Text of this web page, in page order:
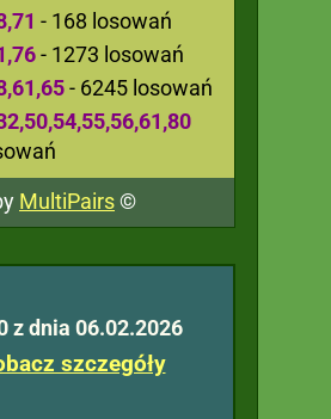
- 168 losowań
- 1273 losowań
- 6245 losowań
MultiPairs©
z dnia 06.02.2026
szczegóły